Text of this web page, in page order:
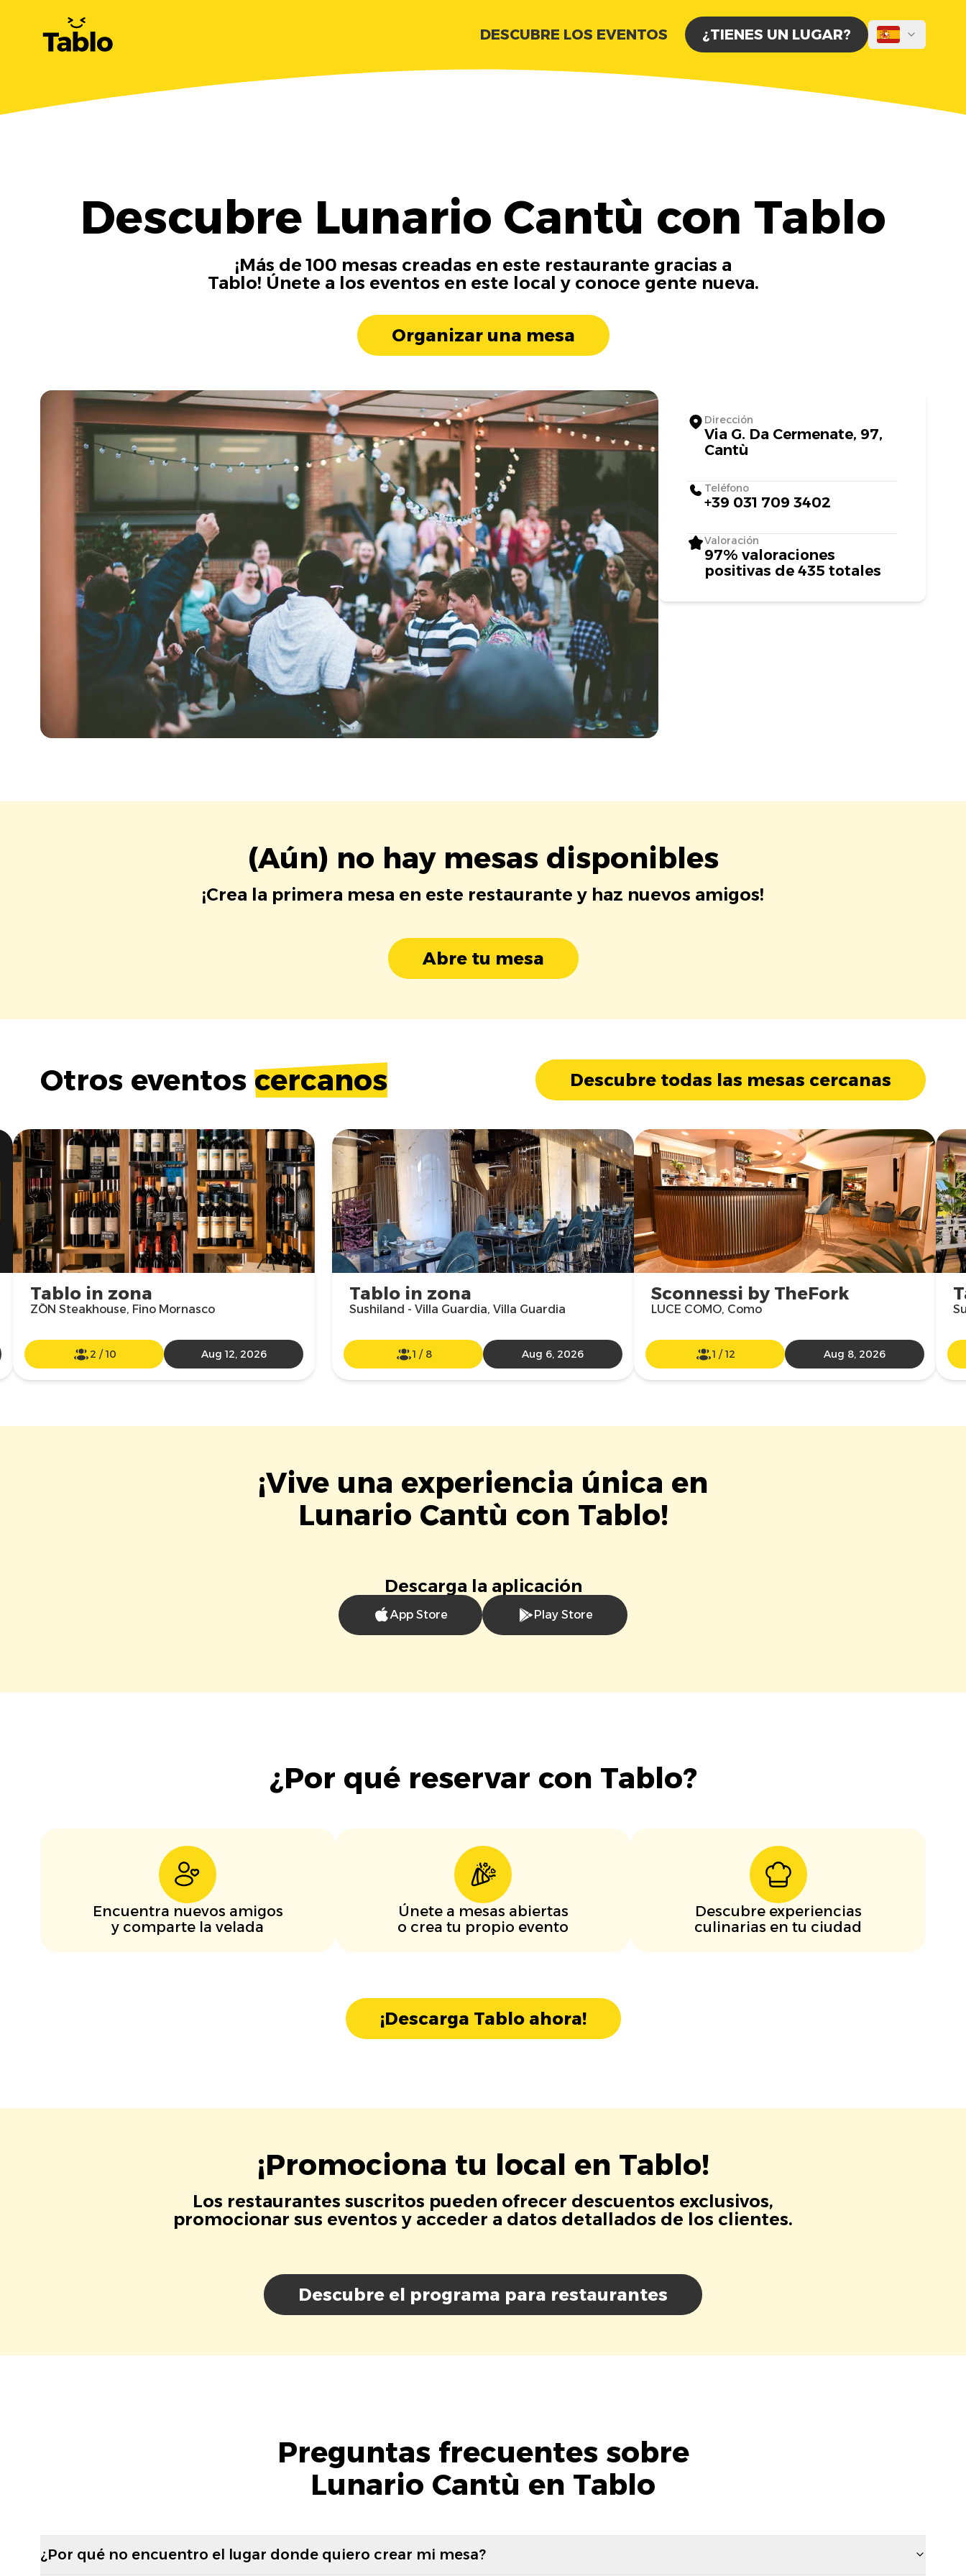
DESCUBRE LOS EVENTOS ¿TIENES UN LUGAR?
Descubre Lunario Cantù con Tablo
¡Más de 100 mesas creadas en este restaurante gracias a
Tablo! Únete a los eventos en este local y conoce gente nueva.
Organizar una mesa
Dirección
Via G. Da Cermenate, 97,
Cantù
Teléfono
+39 031 709 3402
Valoración
97% valoraciones
positivas de 435 totales
(Aún) no hay mesas disponibles
¡Crea la primera mesa en este restaurante y haz nuevos amigos!
Abre tu mesa
Otros eventos cercanos Descubre todas las mesas cercanas
Tablo in zona
Sushiland - Villa Guardia, Villa Guardia
1 / 8 Aug 6, 2026
Sconnessi by TheFork
LUCE COMO, Como
1 /12 Aug 8, 2026
Tablo in zona
ZŌN Steakhouse, Fino Mornasco
2 /10 Aug 12, 2026
¡Vive una experiencia única en
Lunario Cantù con Tablo!
Descarga la aplicación
App Store Play Store
¿Por qué reservar con Tablo?
Encuentra nuevos amigos
y comparte la velada
Únete a mesas abiertas
o crea tu propio evento
Descubre experiencias
culinarias en tu ciudad
¡Descarga Tablo ahora!
¡Promociona tu local en Tablo!
Los restaurantes suscritos pueden ofrecer descuentos exclusivos,
promocionar sus eventos y acceder a datos detallados de los clientes.
Descubre el programa para restaurantes
Preguntas frecuentes sobre
Lunario Cantù en Tablo
¿Por qué no encuentro el lugar donde quiero crear mi mesa?